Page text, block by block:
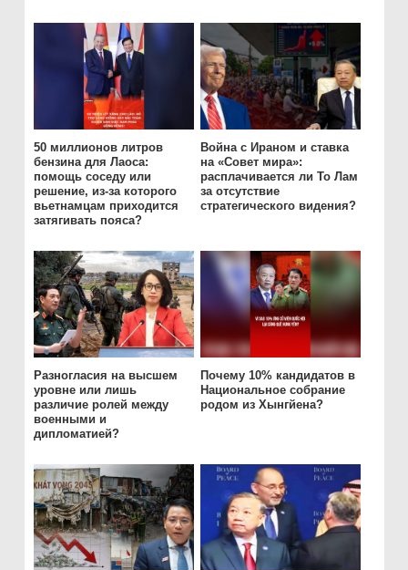
50 миллионов литров
бензина для Лаоса:
помощь соседу или
решение, из-за которого
вьетнамцам приходится
затягивать пояса?
Война с Ираном и ставка
на «Совет мира»:
расплачивается ли То Лам
за отсутствие
стратегического видения?
Разногласия на высшем
уровне или лишь
различие ролей между
военными и
дипломатией?
Почему 10% кандидатов в
Национальное собрание
родом из Хынгйена?